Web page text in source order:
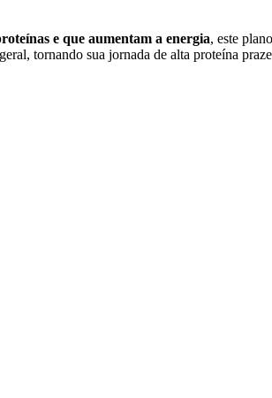
e que aumentam a energia, este
tornando sua jornada de alta proteína